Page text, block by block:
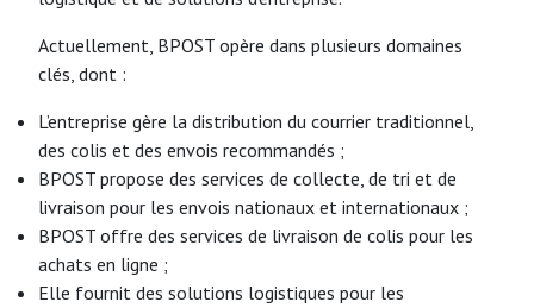
Actuellement, BPOST opère dans plusieurs domaines
clés, dont :
L’entreprise gère la distribution du courrier traditionnel,
des colis et des envois recommandés ;
BPOST propose des services de collecte, de tri et de
livraison pour les envois nationaux et internationaux ;
BPOST offre des services de livraison de colis pour les
achats en ligne ;
Elle fournit des solutions logistiques pour les